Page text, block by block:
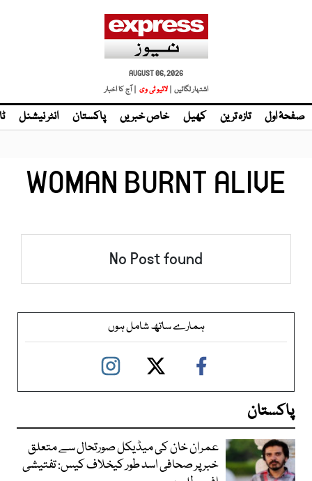
AUGUST 06, 2026
اشتہار لگائیں | لائیو ٹی وی | آج کا اخبار
صفحۂ اول تازہ ترین کھیل خاص خبریں پاکستان انٹر نیشنل
WOMAN BURNT ALIVE
No Post found
ہمارے ساتھ شامل ہوں
پاکستان
عمران خان کی میڈیکل صورتحال سے متعلق
خبر پر صحافی اسد طور کیخلاف کیس: تفتیشی